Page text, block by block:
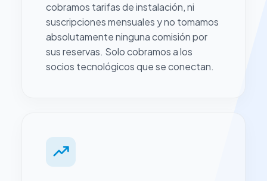
cobramos tarifas de instalación, ni
suscripciones mensuales y no tomamos
absolutamente ninguna comisión por
sus reservas. Solo cobramos a los
socios tecnológicos que se conectan.